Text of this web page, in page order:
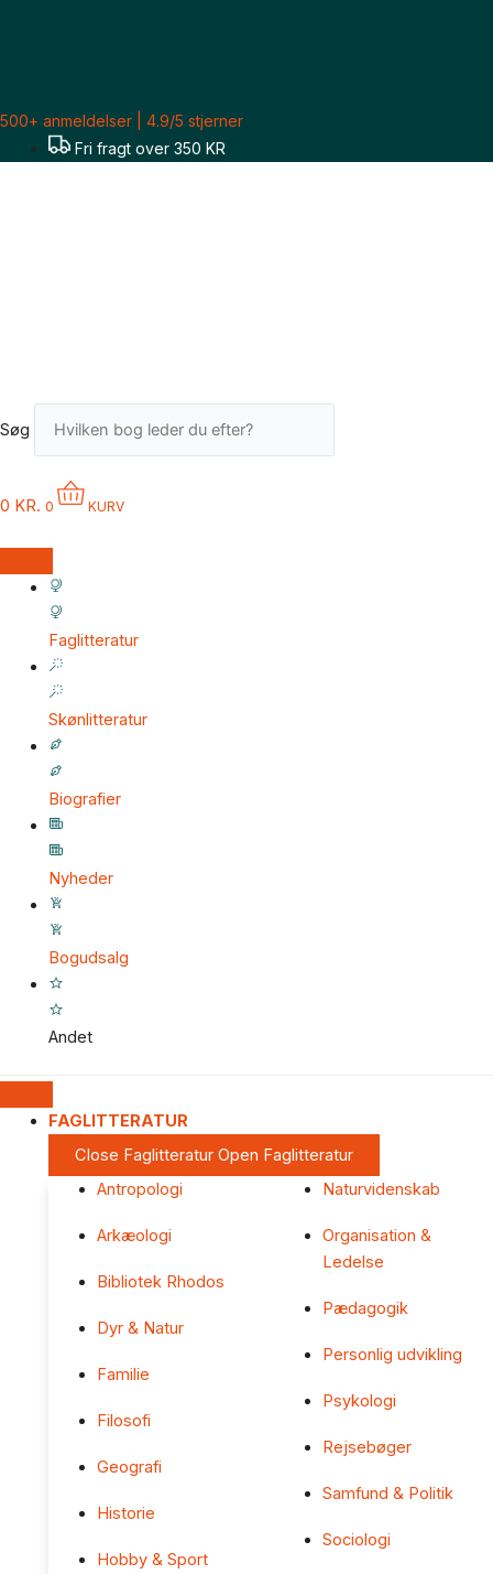
500+ anmeldelser | 4.9/5 stjerner
Fri fragt over 350 KR
Søg
0 KR. 0 KURV
Faglitteratur
Skønlitteratur
Biografier
Nyheder
Bogudsalg
Andet
FAGLITTERATUR
Close Faglitteratur Open Faglitteratur
Antropologi
Arkæologi
Bibliotek Rhodos
Dyr & Natur
Familie
Filosofi
Geografi
Historie
Hobby & Sport
Naturvidenskab
Organisation &
Ledelse
Pædagogik
Personlig udvikling
Psykologi
Rejsebøger
Samfund & Politik
Sociologi